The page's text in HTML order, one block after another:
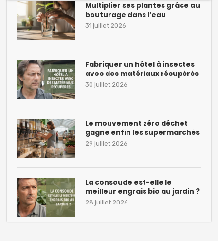
Multiplier ses plantes grâce au
bouturage dans l’eau
31 juillet 2026
Fabriquer un hôtel à insectes
avec des matériaux récupérés
30 juillet 2026
Le mouvement zéro déchet
gagne enfin les supermarchés
29 juillet 2026
La consoude est-elle le
meilleur engrais bio au jardin ?
28 juillet 2026